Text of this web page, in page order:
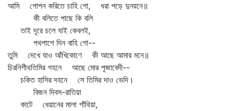
আমি গোপন করিতে চাহি গো, ধরা পড়ে দুনয়নে॥
কী বলিতে পাছে কি বলি
তাই দূরে চলে যাই কেবলই,
পথপাশে দিন বাহি গো--
তুমি দেখে যাও আঁখিকোণে কী আছে আমার মনে॥
চিরনিশীথতিমির গহনে আছে মোর পূজাবেদী--
চকিত হাসির দহনে সে তিমির দাও ভেদি।
বিজন দিবস-রাতিয়া
কাটে ধেয়ানের মালা গাঁথিয়া,